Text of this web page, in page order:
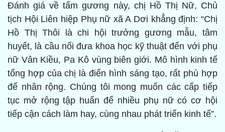
Đánh giá về tấm gương này, chị Hồ Thị Nữ, Chủ
tịch Hội Liên hiệp Phụ nữ xã A Dơi khẳng định: “Chị
Hồ Thị Thôi là chi hội trưởng gương mẫu, tâm
huyết, là cầu nối đưa khoa học kỹ thuật đến với phụ
nữ Vân Kiều, Pa Kô vùng biên giới. Mô hình kinh tế
tổng hợp của chị là điển hình sáng tạo, rất phù hợp
để nhân rộng. Chúng tôi mong muốn các cấp tiếp
tục mở rộng tập huấn để nhiều phụ nữ có cơ hội
tiếp cận cách làm hay, cùng nhau phát triển kinh tế”.